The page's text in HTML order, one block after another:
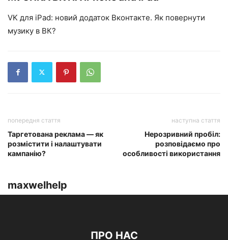
VK для iPad: новий додаток Вконтакте. Як повернути
музику в ВК?
попередня стаття
Таргетована реклама — як
розмістити і налаштувати
кампанію?
наступна стаття
Нерозривний пробіл:
розповідаємо про
особливості використання
maxwelhelp
ПРО НАС